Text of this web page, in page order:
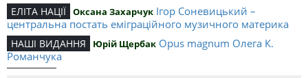
ЕЛІТА НАЦІЇ Оксана Захарчук Ігор Соневицький –
центральна постать еміграційного музичного материка
НАШІ ВИДАННЯ Юрій Щербак Opus magnum Олега К.
Романчука